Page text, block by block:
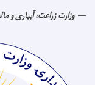
وزارت زراعت، آبیاری و